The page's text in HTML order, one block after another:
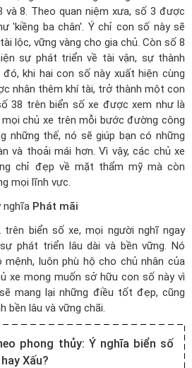
8. Theo quan niệm xưa, số 3 được
'kiềng ba chân'. Ý chỉ con số này sẽ
lộc, vững vàng cho gia chủ. Còn số 8
sự phát triển về tài vận, sự thành
khi hai con số này xuất hiện cùng
nhân thêm khí tài, trở thành một con
38 trên biển số xe được xem như là
chủ xe trên mỗi bước đường công
những thế, nó sẽ giúp bạn có những
và thoải mái hơn. Vì vậy, các chủ xe
chỉ đẹp về mặt thẩm mỹ mà còn
mọi lĩnh vực.
nghĩa Phát mãi
biển số xe, mọi người nghĩ ngay
phát triển lâu dài và bền vững. Nó
luôn phù hộ cho chủ nhân của
xe mong muốn sở hữu con số này vì
mang lại những điều tốt đẹp, cũng
bền lâu và vững chãi.
phong thủy: Ý nghĩa biển số
Xấu?